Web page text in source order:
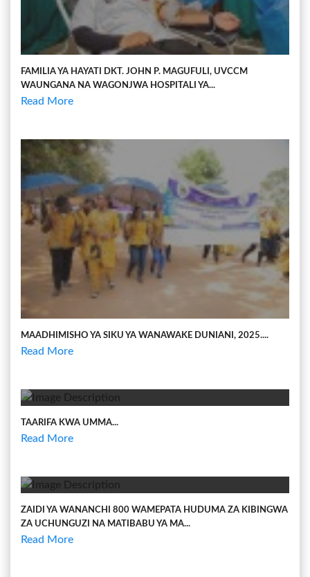
FAMILIA YA HAYATI DKT. JOHN P. MAGUFULI, UVCCM
WAUNGANA NA WAGONJWA HOSPITALI YA...
Read More
MAADHIMISHO YA SIKU YA WANAWAKE DUNIANI, 2025....
Read More
TAARIFA KWA UMMA...
Read More
ZAIDI YA WANANCHI 800 WAMEPATA HUDUMA ZA KIBINGWA
ZA UCHUNGUZI NA MATIBABU YA MA...
Read More